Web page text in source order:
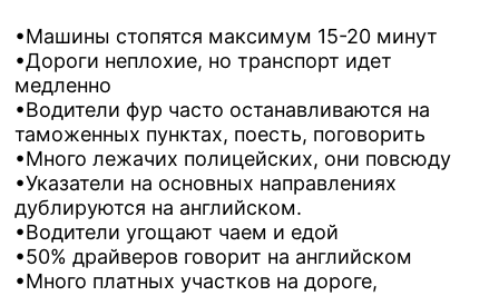
•Машины стопятся максимум 15-20 минут
•Дороги неплохие, но транспорт идет
медленно
•Водители фур часто останавливаются на
таможенных пунктах, поесть, поговорить
•Много лежачих полицейских, они повсюду
•Указатели на основных направлениях
дублируются на английском.
•Водители угощают чаем и едой
•50% драйверов говорит на английском
•Много платных участков на дороге,